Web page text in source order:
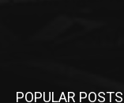
POPULAR POSTS